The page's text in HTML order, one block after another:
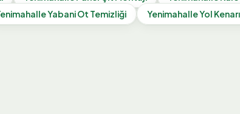
Yabani Ot Temizliği YenimahalleYol